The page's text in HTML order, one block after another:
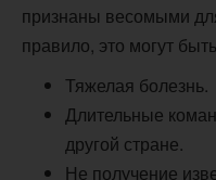
признаны весомыми
правило, это могут
Тяжелая болезнь.
Длительные
другой стране.
Не получение